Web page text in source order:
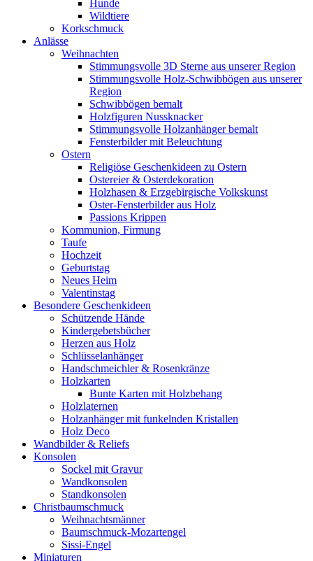
Hunde
Wildtiere
Korkschmuck
Anlässe
Weihnachten
Stimmungsvolle 3D Sterne aus unserer Region
Stimmungsvolle Holz-Schwibbögen aus unserer
Region
Schwibbögen bemalt
Holzfiguren Nussknacker
Stimmungsvolle Holzanhänger bemalt
Fensterbilder mit Beleuchtung
Ostern
Religiöse Geschenkideen zu Ostern
Ostereier & Osterdekoration
Holzhasen & Erzgebirgische Volkskunst
Oster-Fensterbilder aus Holz
Passions Krippen
Kommunion, Firmung
Taufe
Hochzeit
Geburtstag
Neues Heim
Valentinstag
Besondere Geschenkideen
Schützende Hände
Kindergebetsbücher
Herzen aus Holz
Schlüsselanhänger
Handschmeichler & Rosenkränze
Holzkarten
Bunte Karten mit Holzbehang
Holzlaternen
Holzanhänger mit funkelnden Kristallen
Holz Deco
Wandbilder & Reliefs
Konsolen
Sockel mit Gravur
Wandkonsolen
Standkonsolen
Christbaumschmuck
Weihnachtsmänner
Baumschmuck-Mozartengel
Sissi-Engel
Miniaturen